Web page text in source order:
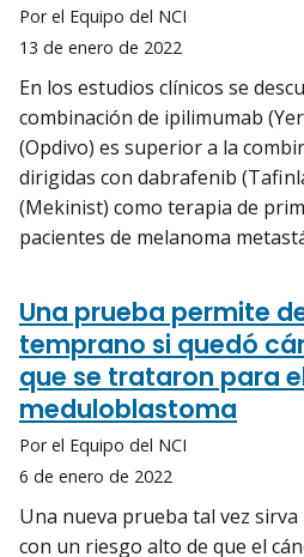
Por el Equipo del NCI
13 de enero de 2022
En los estudios clínicos se
combinación de ipilimumab
(Opdivo) es superior a la
dirigidas con dabrafenib
(Mekinist) como terapia de
pacientes de melanoma
Una prueba permite
temprano si quedó
que se trataron para
meduloblastoma
Por el Equipo del NCI
6 de enero de 2022
Una nueva prueba tal vez
con un riesgo alto de que el